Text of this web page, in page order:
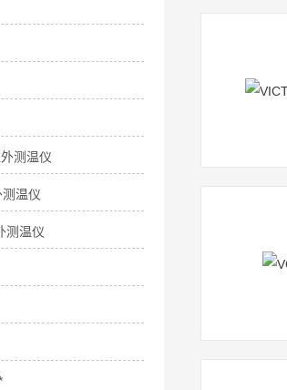
测温仪
温仪
测温仪